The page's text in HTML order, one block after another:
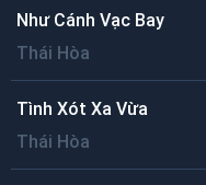
Như Cánh Vạc Bay
Thái Hòa
Tình Xót Xa Vừa
Thái Hòa